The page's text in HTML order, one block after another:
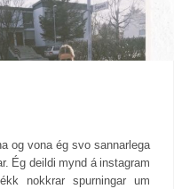
og vona ég svo sannarlega
Ég deildi mynd á instagram
nokkrar spurningar um